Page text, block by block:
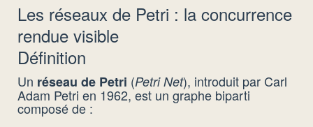
Les réseaux de Petri : la concurrence
rendue visible
Définition
Un réseau de Petri (Petri Net), introduit par Carl
Adam Petri en 1962, est un graphe biparti
composé de :